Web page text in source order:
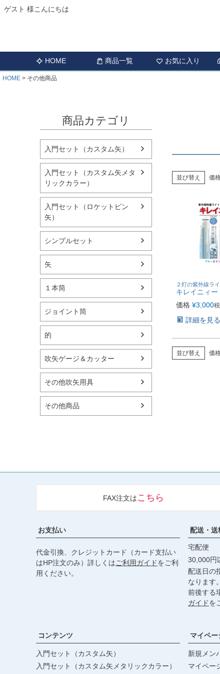
ゲスト 様こんにちは
HOME 商品一覧 お気に入り
HOME その他商品
商品カテゴリ
入門セット（カスタム矢）
入門セット（カスタム矢メタ
リックカラー）
入門セット（ロケットピン
矢）
シンプルセット
矢
１本筒
ジョイント筒
的
吹矢ゲージ＆カッター
その他吹矢用具
その他商品
並び替え 価
２灯の紫外線ラ
キレイニィー
価格 ¥3,000
詳細を見る
並び替え 価
FAX注文はこちら
お支払い
代金引換、クレジットカード（カード支払い
はHP注文のみ）詳しくはご利用ガイドをご利
用ください。
配送・送
宅配便
30,000円
配送日の
なります
前後する
ガイドを
コンテンツ
入門セット（カスタム矢）
入門セット（カスタム矢メタリックカラー）
マイペー
新規メン
マイペー